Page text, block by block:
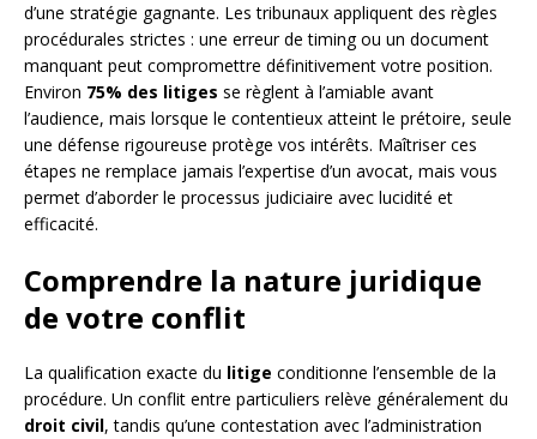
d’une stratégie gagnante. Les tribunaux appliquent des règles
procédurales strictes : une erreur de timing ou un document
manquant peut compromettre définitivement votre position.
Environ 75% des litiges se règlent à l’amiable avant
l’audience, mais lorsque le contentieux atteint le prétoire, seule
une défense rigoureuse protège vos intérêts. Maîtriser ces
étapes ne remplace jamais l’expertise d’un avocat, mais vous
permet d’aborder le processus judiciaire avec lucidité et
efficacité.
Comprendre la nature juridique
de votre conflit
La qualification exacte du litige conditionne l’ensemble de la
procédure. Un conflit entre particuliers relève généralement du
droit civil, tandis qu’une contestation avec l’administration